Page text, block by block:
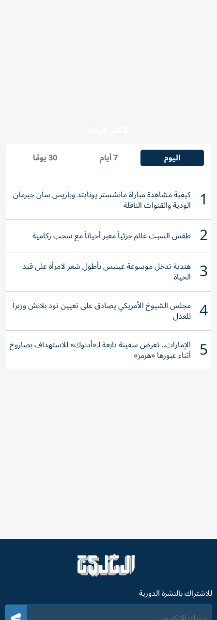
اليوم 7 أيام 30 يومًا
1 كيفية مشاهدة مباراة مانشستر يونايتد وباريس سان جيرمان
الودية والقنوات الناقلة
2 طقس السبت غائم جزئياً مغبر أحياناً مع سحب ركامية
3 هندية تدخل موسوعة غينيس بأطول شعر لامرأة على قيد
الحياة
4 مجلس الشيوخ الأمريكي يصادق على تعيين تود بلانش وزيراً
للعدل
5 الإمارات.. تعرض سفينة تابعة لـ«أدنوك» للاستهداف بصاروخ
أثناء عبورها «هرمز»
للاشتراك بالنشرة الدورية